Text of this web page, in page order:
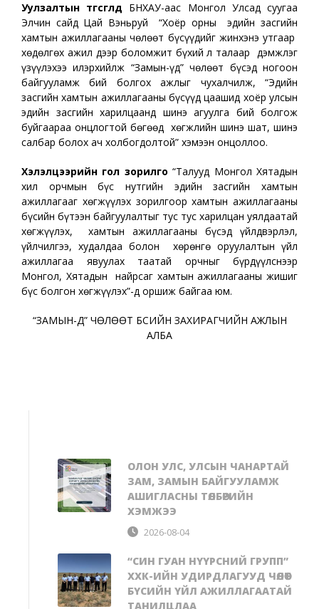
Уулзалтын төгсгөлд БНХАУ-аас Монгол Улсад суугаа
Элчин сайд Цай Вэньруй “Хоёр орны эдийн засгийн
хамтын ажиллагааны чөлөөт бүсүүдийг жинхэнэ утгаар
хөдөлгөх ажил дээр боломжит бүхий л талаар дэмжлэг
үзүүлэхээ илэрхийлж “Замын-Үүд” чөлөөт бүсэд ногоон
байгууламж бий болгох ажлыг чухалчилж, “Эдийн
засгийн хамтын ажиллагааны бүсүүд цаашид хоёр улсын
эдийн засгийн харилцаанд шинэ агуулга бий болгож
буйгаараа онцлогтой бөгөөд хөгжлийн шинэ шат, шинэ
салбар болох ач холбогдолтой” хэмээн онцоллоо.
Хэлэлцээрийн гол зорилго “Талууд Монгол Хятадын
хил орчмын бүс нутгийн эдийн засгийн хамтын
ажиллагааг хөгжүүлэх зорилгоор хамтын ажиллагааны
бүсийн бүтээн байгуулалтыг тус тус харилцан уялдаатай
хөгжүүлэх, хамтын ажиллагааны бүсэд үйлдвэрлэл,
үйлчилгээ, худалдаа болон хөрөнгө оруулалтын үйл
ажиллагаа явуулах таатай орчныг бүрдүүлснээр
Монгол, Хятадын найрсаг хамтын ажиллагааны жишиг
бүс болгон хөгжүүлэх”-д оршиж байгаа юм.
“ЗАМЫН-ҮҮД” ЧӨЛӨӨТ БҮСИЙН ЗАХИРАГЧИЙН АЖЛЫН
АЛБА
ОЛОН УЛС, УЛСЫН ЧАНАРТАЙ
ЗАМ, ЗАМЫН БАЙГУУЛАМЖ
АШИГЛАСНЫ ТӨЛБӨРИЙН
ХЭМЖЭЭ
2026-08-04
“СИН ГУАН НҮҮРСНИЙ ГРУПП”
ХХК-ИЙН УДИРДЛАГУУД ЧӨЛӨӨТ
БҮСИЙН ҮЙЛ АЖИЛЛАГААТАЙ
ТАНИЛЦЛАА